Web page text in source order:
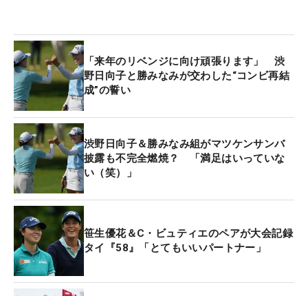
「来年のリベンジに向け頑張ります」 渋
野日向子と勝みなみが交わした“コンビ再結
成”の誓い
渋野日向子＆勝みなみ組がマツケンサンバ
披露も不完全燃焼？ 「満足はいっていな
い（笑）」
笹生優花＆C・ビュティエのペアが大会記録
タイ『58』「とてもいいパートナー」